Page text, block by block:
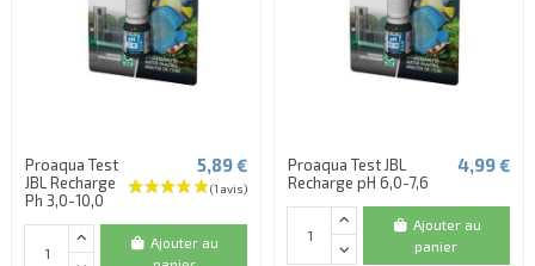
Proaqua Test
JBL Recharge
Ph 3,0-10,0
5,89 €
Ajouter au
Proaqua Test JBL
Recharge pH 6,0-7,6
4,99 €
Ajouter au
panier